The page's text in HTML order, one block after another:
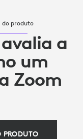
do produto
a
um
Zoom